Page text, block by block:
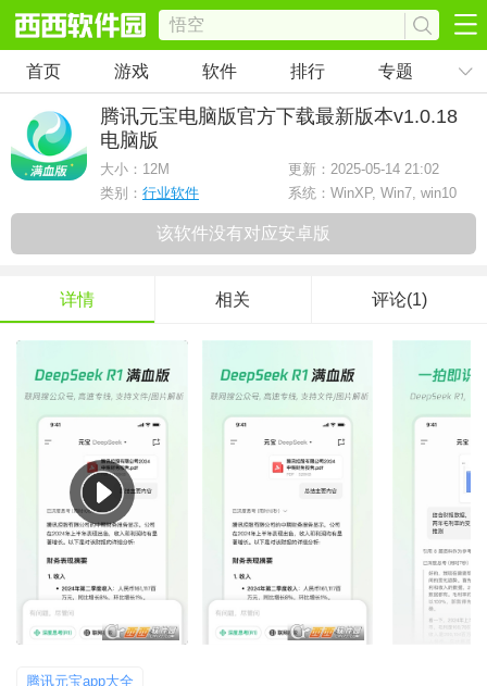
首页 游戏 软件 排行 专题
腾讯元宝电脑版官方下载最新版本v1.0.18
电脑版
大小： 12M
更新：2025-05-14 21:02
类别： 行业软件 系统：WinXP, Win7, win10
该软件没有对应安卓版
详情 相关 评论(1)
腾讯元宝app大全